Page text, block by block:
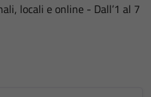
locali e online - Dall’1 al 7